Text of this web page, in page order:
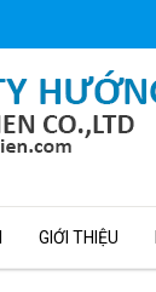
GIỚI THIỆU